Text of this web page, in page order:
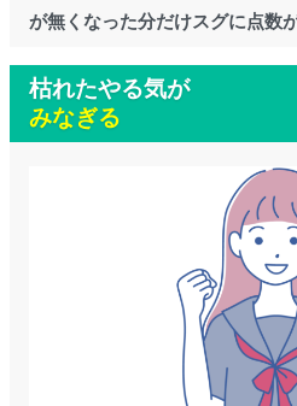
が無くなった分だけスグに点数
枯れたやる気が
みなぎる